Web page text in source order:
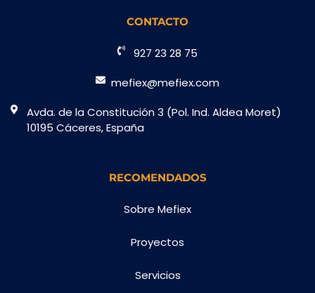
CONTACTO
927 23 28 75
mefiex@mefiex.com
Avda. de la Constitución 3 (Pol. Ind. Aldea Moret)
10195 Cáceres, España
RECOMENDADOS
Sobre Mefiex
Proyectos
Servicios